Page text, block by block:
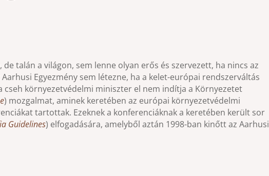
talán a világon, sem lenne olyan erős és szervezett, ha nincs az
Egyezmény sem létezne, ha a kelet-európai rendszerváltás
cseh környezetvédelmi miniszter el nem indítja a Környezetet
) mozgalmat, aminek keretében az európai környezetvédelmi
tartottak. Ezeknek a konferenciáknak a keretében került sor
Guidelines) elfogadására, amelyből aztán 1998-ban kinőtt az Aarhusi